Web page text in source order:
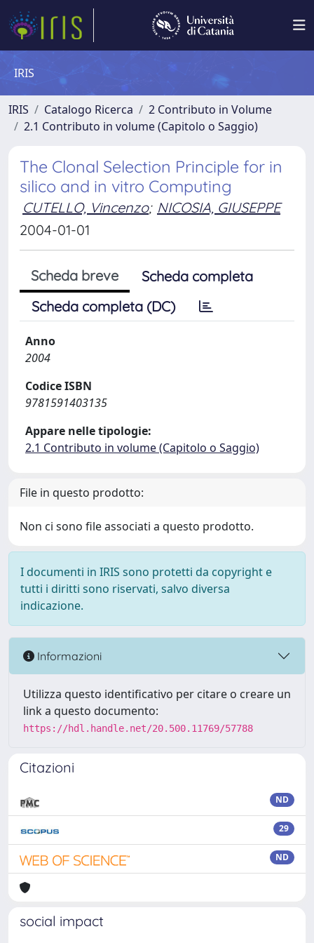
IRIS
IRIS Catalogo Ricerca
2 Contributo in Volume
2.1 Contributo in volume (Capitolo o Saggio)
The Clonal Selection Principle for in
silico and in vitro Computing
CUTELLO, Vincenzo; NICOSIA, GIUSEPPE
2004-01-01
Scheda breve
Scheda completa
Scheda completa (DC)
Anno
2004
Codice ISBN
9781591403135
Appare nelle tipologie:
2.1 Contributo in volume (Capitolo o Saggio)
File in questo prodotto:
Non ci sono file associati a questo prodotto.
I documenti in IRIS sono protetti da copyright e
tutti i diritti sono riservati, salvo diversa
indicazione.
Informazioni
Utilizza questo identificativo per citare o creare un
link a questo documento:
https://hdl.handle.net/20.500.11769/57788
Citazioni
ND
29
ND
social impact